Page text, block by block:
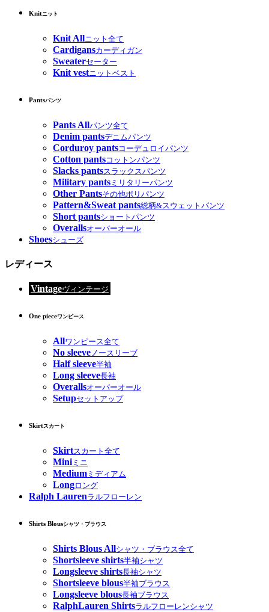
Knitニット
Knit Allニット全て
Cardigansカーディガン
Sweaterセーター
Knit vestニットベスト
Pantsパンツ
Pants Allパンツ全て
Denim pantsデニムパンツ
Corduroy pantsコーデュロイパンツ
Cotton pantsコットンパンツ
Slacks pantsスラックスパンツ
Military pants ミリタリーパンツ
Other Pantsその他ポリパンツ
Pattern&Sweat pants総柄&スウェットパンツ
Short pantsショートパンツ
Overallsオーバーオール
Shoesシューズ
レディース
Vintageヴィンテージ
One pieceワンピース
Allワンピース全て
No sleeveノースリーブ
Half sleeve半袖
Long sleeve長袖
Overallsオーバーオール
Setupセットアップ
Skirtスカート
Skirtスカート全て
Miniミニ
Medium ミディアム
Longロング
Ralph Laurenラルフローレン
Shirts Blousシャツ・ブラウス
Shirts Blous Allシャツ・ブラウス全て
Shortsleeve shirts半袖シャツ
Longsleeve shirts長袖シャツ
Shortsleeve blous半袖ブラウス
Longsleeve blous長袖ブラウス
RalphLauren Shirtsラルフローレンシャツ